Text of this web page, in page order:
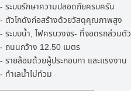
- ระบบรักษาความปลอดภัยครบครัน
- ตัวโกดังก่อสร้างด้วยวัสดุคุณภาพสูง
- ระบบน้ำ, ไฟครบวงจร- ที่จอดรถส่วนตัว
- ถนนกว้าง 12.50 เมตร
- รายล้อมด้วยผู้ประกอบกา และแรงงาน
- ทำเลน้ำไม่ท่วม